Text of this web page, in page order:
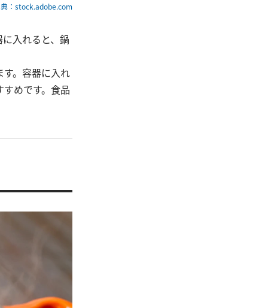
：stock.adobe.com
入れると、鍋
。容器に入れ
めです。食品